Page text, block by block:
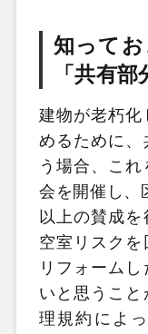
知って
「共有
建物が老朽化
めるために
う場合、こ
会を開催し、
以上の賛成
空室リスク
リフォーム
いと思うこ
理規約によ